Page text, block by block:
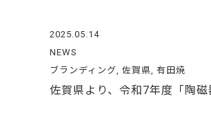
2025.05.14
NEWS
ブランディング, 佐賀県, 有田焼
佐賀県より、令和7年度「陶